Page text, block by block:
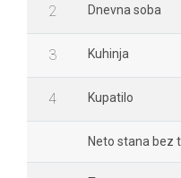
2 Dnevna soba
3 Kuhinja
4 Kupatilo
Neto stana bez